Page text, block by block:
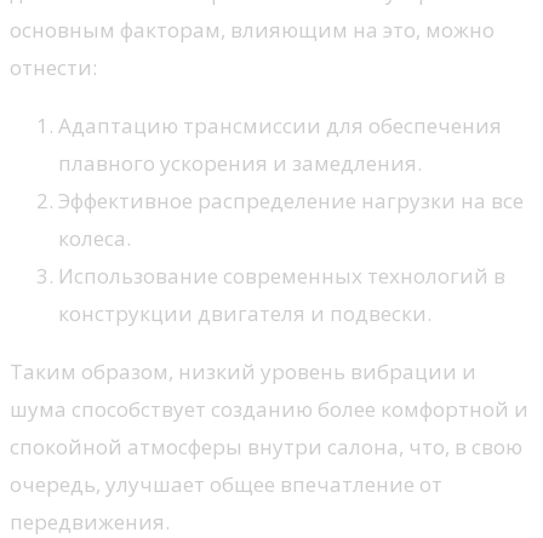
основным факторам, влияющим на это, можно
отнести:
Адаптацию трансмиссии для обеспечения
плавного ускорения и замедления.
Эффективное распределение нагрузки на все
колеса.
Использование современных технологий в
конструкции двигателя и подвески.
Таким образом, низкий уровень вибрации и
шума способствует созданию более комфортной и
спокойной атмосферы внутри салона, что, в свою
очередь, улучшает общее впечатление от
передвижения.